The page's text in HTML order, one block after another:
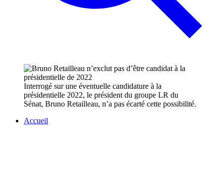
Interrogé sur une éventuelle candidature à la
présidentielle 2022, le président du groupe LR du
Sénat, Bruno Retailleau, n’a pas écarté cette possibilité.
Accueil